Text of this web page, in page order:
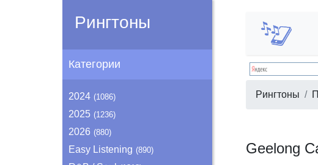
Рингтоны
Категории
2024 (1086)
2025 (1236)
2026 (880)
Easy Listening (890)
Рингтоны
Geelong